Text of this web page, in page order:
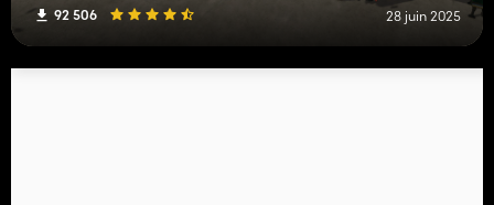
92 506 28 juin 2025